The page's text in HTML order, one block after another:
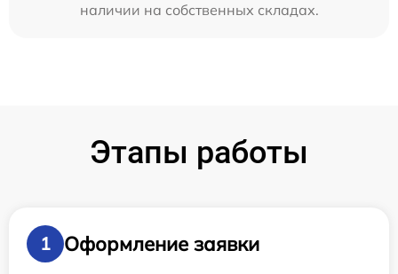
наличии на собственных складах.
Этапы работы
1
Оформление заявки